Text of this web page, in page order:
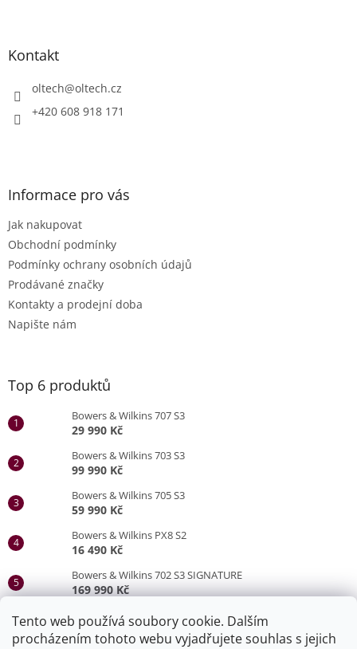
Tento web používá soubory cookie. Dalším
procházením tohoto webu vyjadřujete souhlas s jejich
Kontakt
oltech@oltech.cz
+420 608 918 171
Informace pro vás
Jak nakupovat
Obchodní podmínky
Podmínky ochrany osobních údajů
Prodávané značky
Kontakty a prodejní doba
Napište nám
Top 6 produktů
Bowers & Wilkins 707 S3
29 990 Kč
Bowers & Wilkins 703 S3
99 990 Kč
Bowers & Wilkins 705 S3
59 990 Kč
Bowers & Wilkins PX8 S2
16 490 Kč
Bowers & Wilkins 702 S3 SIGNATURE
169 990 Kč
Bowers & Wilkins 705 S3 SIGNATURE
79 990 Kč